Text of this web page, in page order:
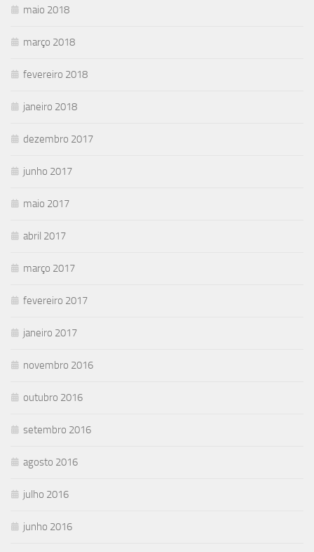
maio 2018
março 2018
fevereiro 2018
janeiro 2018
dezembro 2017
junho 2017
maio 2017
abril 2017
março 2017
fevereiro 2017
janeiro 2017
novembro 2016
outubro 2016
setembro 2016
agosto 2016
julho 2016
junho 2016